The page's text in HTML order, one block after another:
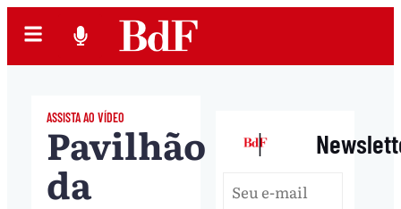
ASSISTA AO VÍDEO
Pavilhão
da
|